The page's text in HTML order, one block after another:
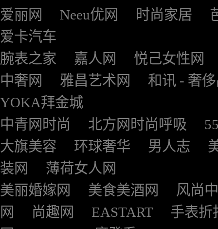
爱丽网
Neeu优网 时尚家居
爱卡汽车
腕表之家
嘉人网
悦己女性网
中奢网
雅昌艺术网
和讯 - 奢
YOKA拜金城
中青网时尚
北方网时尚呼吸
大旗美容
环球奢华 男人志
装网
薄荷女人网
美丽婚嫁网
美食美酒网
风尚
网
尚趣网 EASTART
手表折